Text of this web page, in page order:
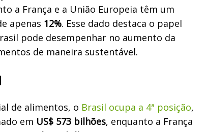
a França e a União Europeia têm um
apenas 12%. Esse dado destaca o papel
pode desempenhar no aumento da
de maneira sustentável.
de alimentos, o Brasil ocupa a 4ª posição,
em US$ 573 bilhões, enquanto a França